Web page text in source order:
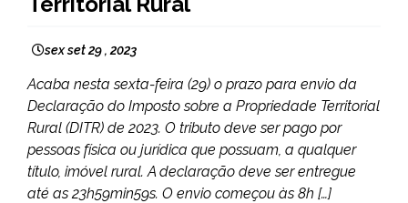
NOTÍCIAS
sex set 29 , 2023
Acaba nesta sexta-feira (29) o prazo para envio da
Declaração do Imposto sobre a Propriedade Territorial
Rural (DITR) de 2023. O tributo deve ser pago por
pessoas física ou jurídica que possuam, a qualquer
título, imóvel rural. A declaração deve ser entregue
até as 23h59min59s. O envio começou às 8h […]